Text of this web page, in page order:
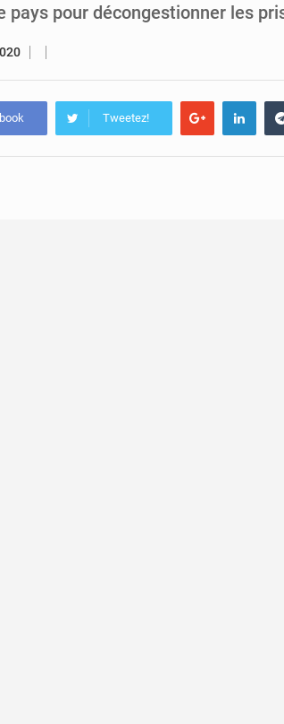
pays pour décongestionner les
Tweetez!